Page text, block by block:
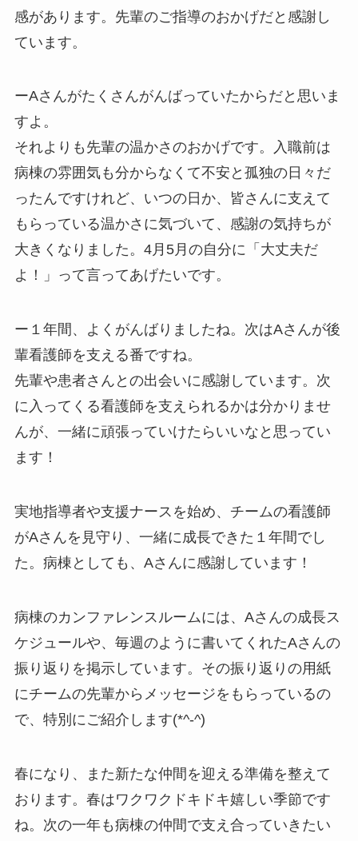
感があります。先輩のご指導のおかげだと感謝し
ています。
ーAさんがたくさんがんばっていたからだと思いま
すよ。
それよりも先輩の温かさのおかげです。入職前は
病棟の雰囲気も分からなくて不安と孤独の日々だ
ったんですけれど、いつの日か、皆さんに支えて
もらっている温かさに気づいて、感謝の気持ちが
大きくなりました。4月5月の自分に「大丈夫だ
よ！」って言ってあげたいです。
ー１年間、よくがんばりましたね。次はAさんが後
輩看護師を支える番ですね。
先輩や患者さんとの出会いに感謝しています。次
に入ってくる看護師を支えられるかは分かりませ
んが、一緒に頑張っていけたらいいなと思ってい
ます！
実地指導者や支援ナースを始め、チームの看護師
がAさんを見守り、一緒に成長できた１年間でし
た。病棟としても、Aさんに感謝しています！
病棟のカンファレンスルームには、Aさんの成長ス
ケジュールや、毎週のように書いてくれたAさんの
振り返りを掲示しています。その振り返りの用紙
にチームの先輩からメッセージをもらっているの
で、特別にご紹介します(*^-^)
春になり、また新たな仲間を迎える準備を整えて
おります。春はワクワクドキドキ嬉しい季節です
ね。次の一年も病棟の仲間で支え合っていきたい